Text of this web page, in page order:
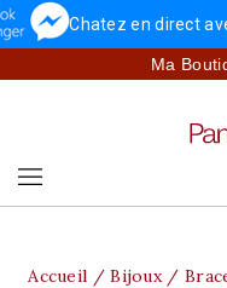
Chatez en direct
Ma
Accueil Bijoux